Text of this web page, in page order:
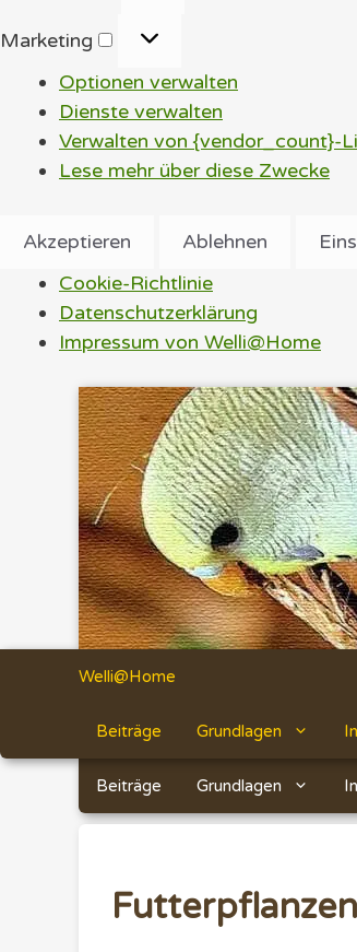
Marketing
Marketing
Optionen verwalten
Dienste verwalten
Verwalten von {vendor_count}-
Lese mehr über diese Zwecke
Akzeptieren Ablehnen
Cookie-Richtlinie
Datenschutzerklärung
Impressum von Welli@Home
Welli@Home
Beiträge Grundlagen
Beiträge Grundlagen